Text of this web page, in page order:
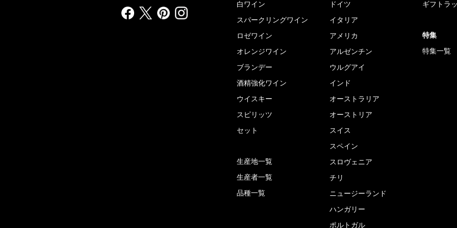
白ワイン
スパークリングワイン
ロゼワイン
オレンジワイン
ブランデー
酒精強化ワイン
ウイスキー
スピリッツ
セット
生産地一覧
生産者一覧
品種一覧
ドイツ
イタリア
アメリカ
アルゼンチン
ウルグアイ
インド
オーストラリア
オーストリア
スイス
スペイン
スロヴェニア
チリ
ニュージーランド
ハンガリー
ポルトガル
ギフトラ
特集
特集一覧